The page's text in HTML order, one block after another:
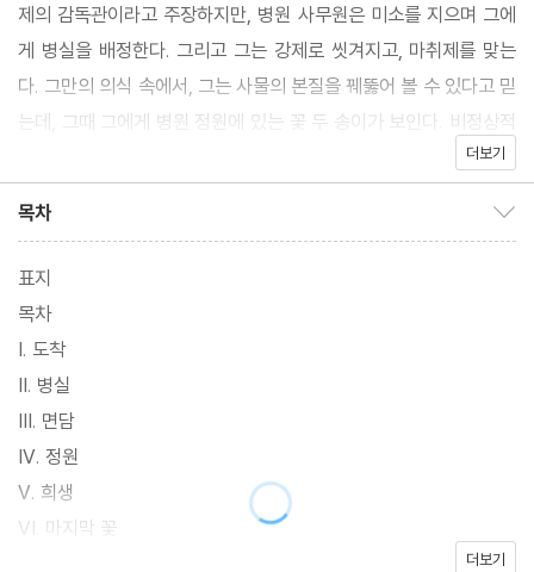
제의 감독관이라고 주장하지만, 병원 사무원은 미소를 지으며 그에
게 병실을 배정한다. 그리고 그는 강제로 씻겨지고, 마취제를 맞는
다. 그만의 의식 속에서, 그는 사물의 본질을 꿰뚫어 볼 수 있다고 믿
는데, 그때 그에게 병원 정원에 있는 꽃 두 송이가 보인다. 비정상적
일 정도로 붉은 빛을 띠는 그 꽃이 그에게는 범상치 않은 의미를 가
고 있는 것이다. 그는 세상을 구원하기 위해서 그 꽃을 파괴하기로
결심한다. 어떤 희생을 치르고서라도.
더보기
목차
표지
목차
I. 도착
II. 병실
III. 면담
IV. 정원
V. 희생
VI. 마지막 꽃
더보기